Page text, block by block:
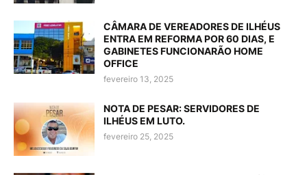
CÂMARA DE VEREADORES DE ILHÉUS
ENTRA EM REFORMA POR 60 DIAS, E
GABINETES FUNCIONARÃO HOME
OFFICE
fevereiro 13, 2025
NOTA DE PESAR: SERVIDORES DE
ILHÉUS EM LUTO.
fevereiro 25, 2025